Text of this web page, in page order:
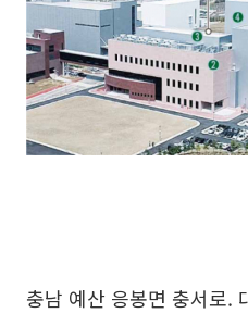
충남 예산 응봉면 충서로.